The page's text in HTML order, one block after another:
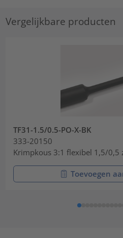
Vergelijkbare producten
TF31-1.5/0.5-PO-X-BK
333-20150
Krimpkous 3:1 flexibel 1,5/0,5
Toevoegen